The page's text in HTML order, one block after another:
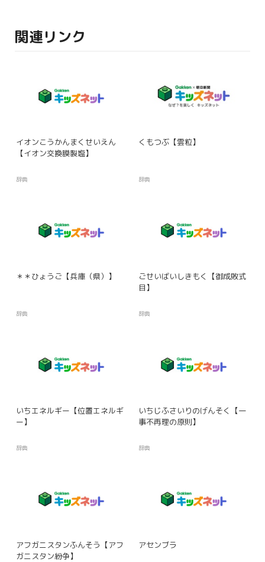
関連リンク
イオンこうかんまくせいえん
【イオン交換膜製塩】
辞典
くもつぶ【雲粒】
辞典
＊＊ひょうご【兵庫（県）】
辞典
ごせいばいしきもく【御成敗式
目】
辞典
いちエネルギー【位置エネルギ
ー】
辞典
いちじふさいりのげんそく【一
事不再理の原則】
辞典
アフガニスタンふんそう【アフ
ガニスタン紛争】
アセンブラ